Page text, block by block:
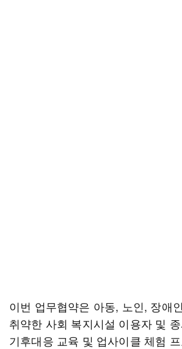
이번 업무협약은 아동, 노인, 장애
취약한 사회 복지시설 이용자 및
기후대응 교육 및 업사이클 체험